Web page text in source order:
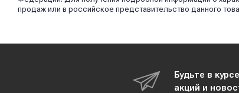
продаж или в российское представительство данного
Будьте в
акций и